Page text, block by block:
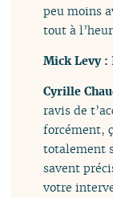
peu moins
tout à
Mick Levy :
Cyrille
ravis de
forcément,
totalement
savent
votre